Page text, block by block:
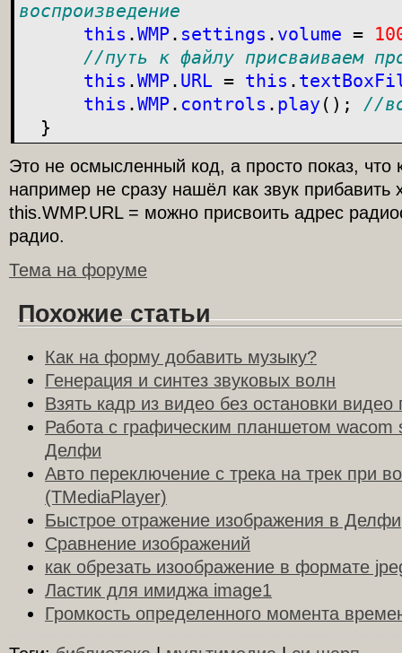
воспроизведение
this .WMP. settings . volume =
//путь к файлу присваиваем
this .WMP. URL = this .
this .WMP. controls . play ( ) ; //
}
Это не осмысленный код, а просто показ, что
например не сразу нашёл как звук прибавить
this.WMP.URL = можно присвоить адрес
радио.
Тема на форуме
Похожие статьи
Как на форму добавить музыку?
Генерация и синтез звуковых волн
Взять кадр из видео без остановки видео
Работа с графическим планшетом wacom
Делфи
Авто переключение с трека на трек при
(TMediaPlayer)
Быстрое отражение изображения в Делфи
Сравнение изображений
как обрезать изоображение в формате
Ластик для имиджа image1
Громкость определенного момента